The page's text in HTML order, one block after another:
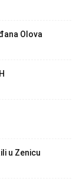
Olova
u Zenicu